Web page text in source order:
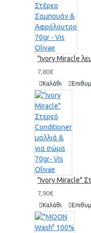
"Ivory Miracle
7,80€
Καλάθι
"Ivory Miracle"
7,90€
Καλάθι